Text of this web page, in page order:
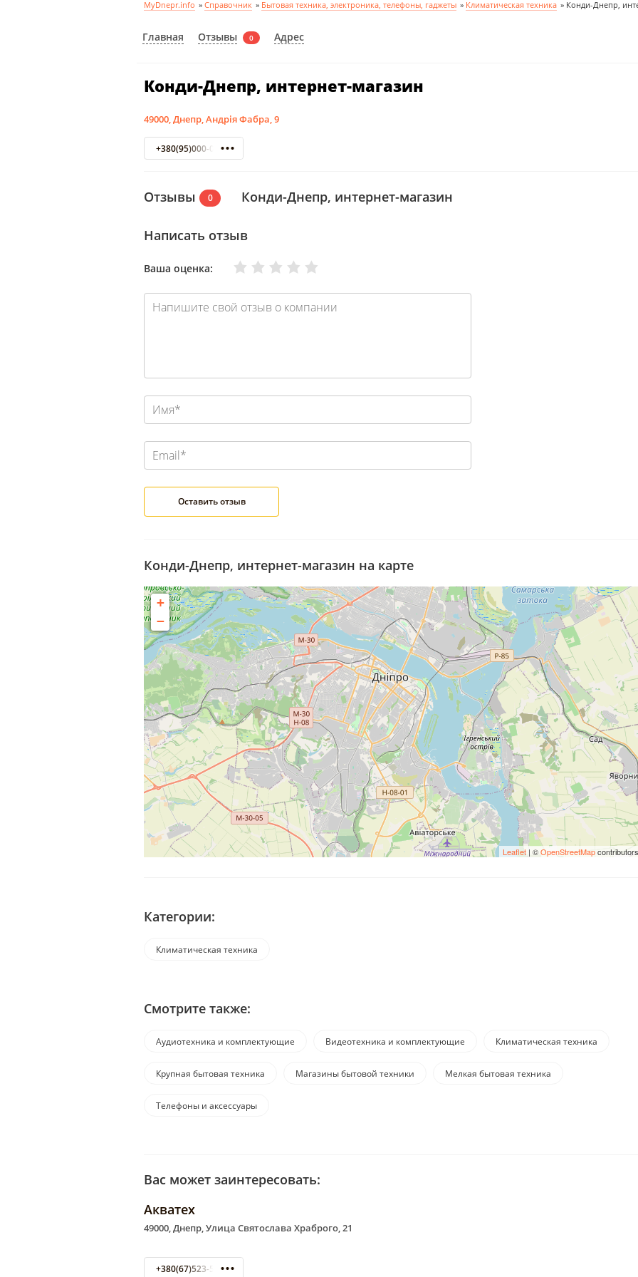
MyDnepr.info » Справочник » Бытовая техника, электроника, телефоны, гаджеты » Климатическая техника » Конди-Днепр,
Главная Отзывы 0 Адрес
Конди-Днепр, интернет-магазин
49000, Днепр, Андрія Фабра, 9
+380(95)000-08-16
Отзывы 0 Конди-Днепр, интернет-магазин
Написать отзыв
Ваша оценка: Отлично
Хорошо
Нормально
Плохо
Очень плохо
Конди-Днепр, интернет-магазин на карте
+
−
Leaflet | ©OpenStreetMapcontributors
Категории:
Климатическая техника
Смотрите также:
Аудиотехника и комплектующие Видеотехника и комплектующие Климатическая техника
Крупная бытовая техника Магазины бытовой техники Мелкая бытовая техника
Телефоны и аксессуары
Вас может заинтересовать:
Акватех
49000, Днепр, Улица Святослава Храброго, 21
+380(67)523-50-02